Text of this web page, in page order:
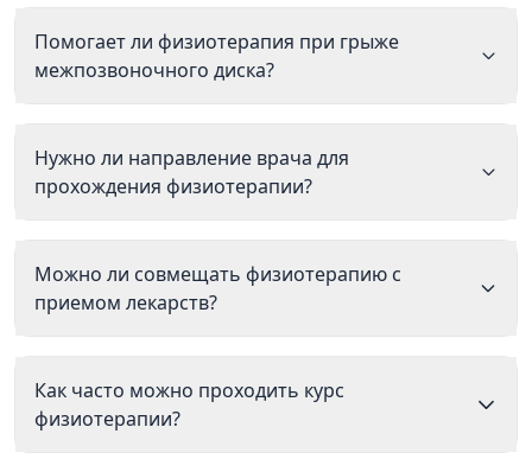
Помогает ли физиотерапия при грыже
межпозвоночного диска?
Нужно ли направление врача для
прохождения физиотерапии?
Можно ли совмещать физиотерапию с
приемом лекарств?
Как часто можно проходить курс
физиотерапии?